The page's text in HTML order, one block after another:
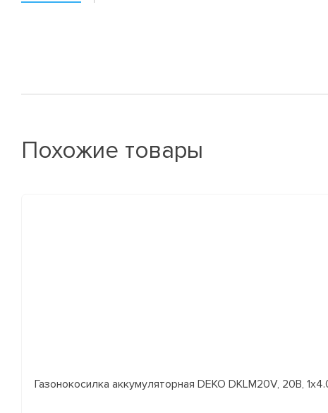
Похожие товары
Газонокосилка аккумуляторная DEKO DKLM20V, 20В,